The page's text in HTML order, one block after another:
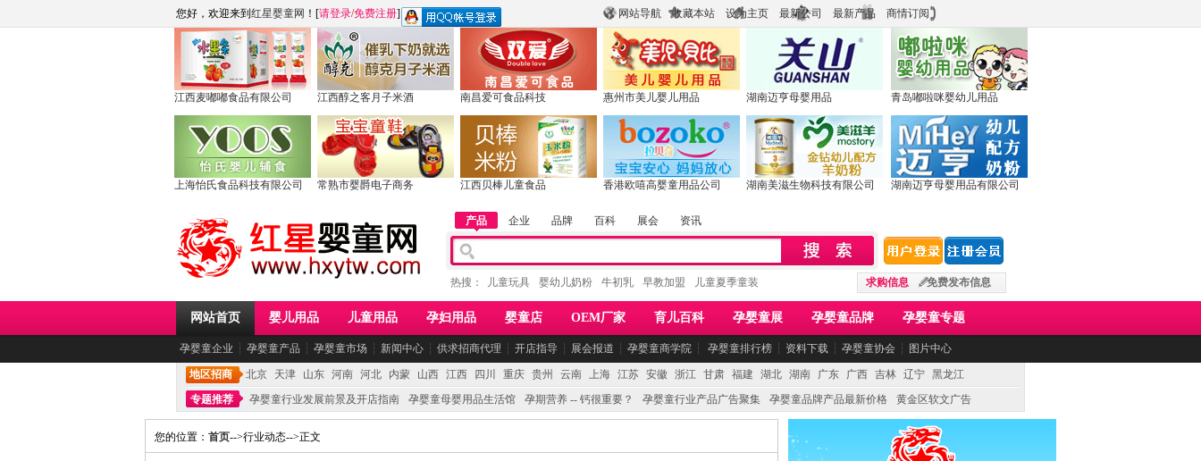
网站导航 收藏本站 设为主页 最新公司 最新产品 商情订阅
您好，欢迎来到 红星婴童网 ！[请登录/免费注册]
江西麦嘟嘟食品有限公司 江西醇之客月子米酒 南昌爱可食品科技 惠州市美儿婴儿用品 湖南迈亨母婴用品 青岛嘟啦咪婴幼儿用品
上海怡氏食品科技有限公司 常熟市婴爵电子商务 江西贝棒儿童食品 香港欧嘻高婴童用品公司 湖南美滋生物科技有限公司 湖南迈亨母婴用品有限公司
产品 企业 品牌 百科 展会 资讯
求购信息 免费发布信息
热搜： 儿童玩具 婴幼儿奶粉 牛初乳 早教加盟 儿童夏季童装
网站首页 婴儿用品 儿童用品 孕妇用品 婴童店 OEM厂家 育儿百科 孕婴童展 孕婴童品牌 孕婴童专题
孕婴童企业 ┆ 孕婴童产品 ┆ 孕婴童市场 ┆ 新闻中心 ┆ 供求招商代理 ┆ 开店指导 ┆ 展会报道 ┆ 孕婴童商学院 ┆ 孕婴童排行榜 ┆ 资料下载 ┆ 孕婴童协会 ┆ 图片中心
地区招商 北京 天津 山东 河南 河北 内蒙 山西 江西 四川 重庆 贵州 云南 上海 江苏 安徽 浙江 甘肃 福建 湖北 湖南 广东 广西 吉林 辽宁 黑龙江
专题推荐
孕婴童行业发展前景及开店指南 孕婴童母婴用品生活馆 孕期营养 -- 钙很重要？ 孕婴童行业产品广告聚集 孕婴童品牌产品最新价格 黄金区软文广告
您的位置： 首页-->行业动态-->正文